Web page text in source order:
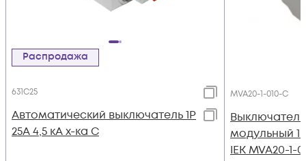
Распродажа
631C25
Автоматический выключатель 1Р
25А 4,5 кА х-ка С
MVA20-1-010-C
модульный
IEK MVA20-1-